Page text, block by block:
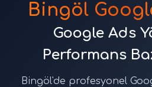
Bingöl
Google Ads
Performans
Bingöl'de profesyonel